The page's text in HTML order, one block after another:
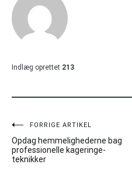
Indlæg oprettet 213
Indlægsnavigation
FORRIGE ARTIKEL
Opdag hemmelighederne bag
professionelle kageringe-
teknikker